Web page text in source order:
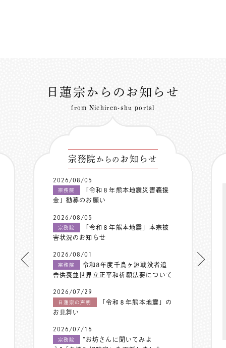
日蓮宗からのお知らせ
from Nichiren-shu portal
宗務院 からの お知らせ
2026/08/05
宗務院
「令和８年熊本地震災害義援
金」勧募のお願い
2026/08/05
宗務院
「令和８年熊本地震」本宗被
害状況のお知らせ
2026/08/01
宗務院
令和8年度千鳥ヶ淵戦没者追
善供養並世界立正平和祈願法要について
2026/07/29
日蓮宗の声明
「令和８年熊本地震」の
お見舞い
2026/07/16
宗務院
”お坊さんに聞いてみよ